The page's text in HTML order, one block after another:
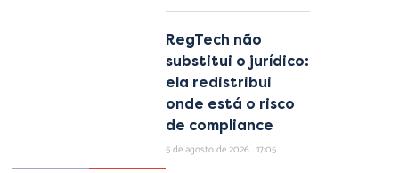
RegTech não
substitui o jurídico:
ela redistribui
onde está o risco
de compliance
5 de agosto de 2026 17:05